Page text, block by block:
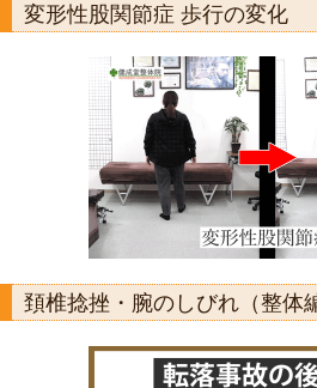
変形性股関節症 歩行の変化
頚椎捻挫・腕のしびれ（整体